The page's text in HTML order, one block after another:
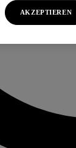
AKZEPTIEREN